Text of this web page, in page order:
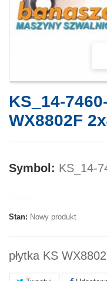
KS_14-
WX8802F
Symbol: KS_14-
Stan: Nowy produkt
płytka KS